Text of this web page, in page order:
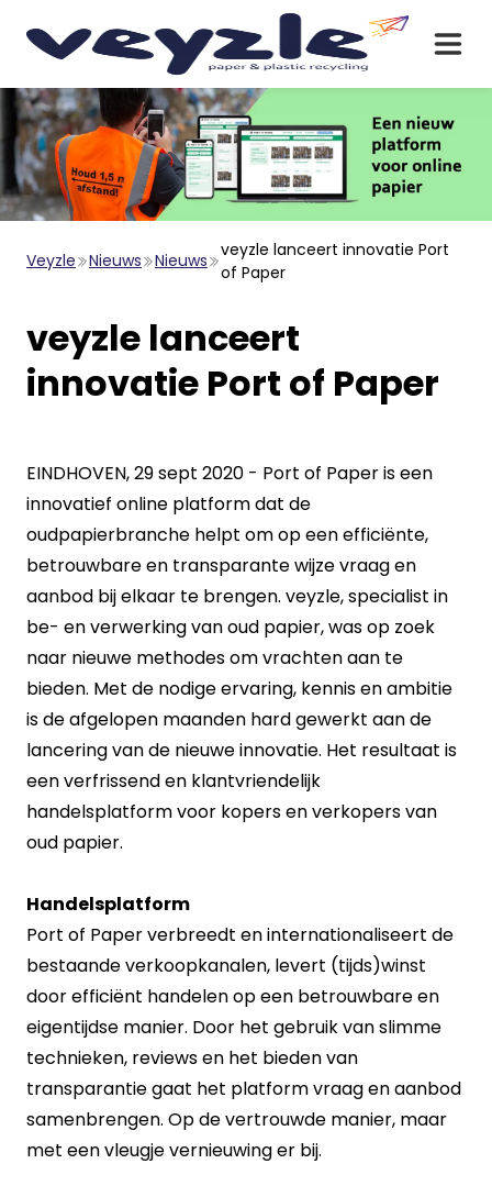
Veyzle Nieuws Nieuws
veyzle lanceert innovatie Port
of Paper
veyzle lanceert
innovatie Port of Paper
EINDHOVEN, 29 sept 2020 - Port of Paper is een
innovatief online platform dat de
oudpapierbranche helpt om op een efficiënte,
betrouwbare en transparante wijze vraag en
aanbod bij elkaar te brengen. veyzle, specialist in
be- en verwerking van oud papier, was op zoek
naar nieuwe methodes om vrachten aan te
bieden. Met de nodige ervaring, kennis en ambitie
is de afgelopen maanden hard gewerkt aan de
lancering van de nieuwe innovatie. Het resultaat is
een verfrissend en klantvriendelijk
handelsplatform voor kopers en verkopers van
oud papier.
Handelsplatform
Port of Paper verbreedt en internationaliseert de
bestaande verkoopkanalen, levert (tijds)winst
door efficiënt handelen op een betrouwbare en
eigentijdse manier. Door het gebruik van slimme
technieken, reviews en het bieden van
transparantie gaat het platform vraag en aanbod
samenbrengen. Op de vertrouwde manier, maar
met een vleugje vernieuwing er bij.